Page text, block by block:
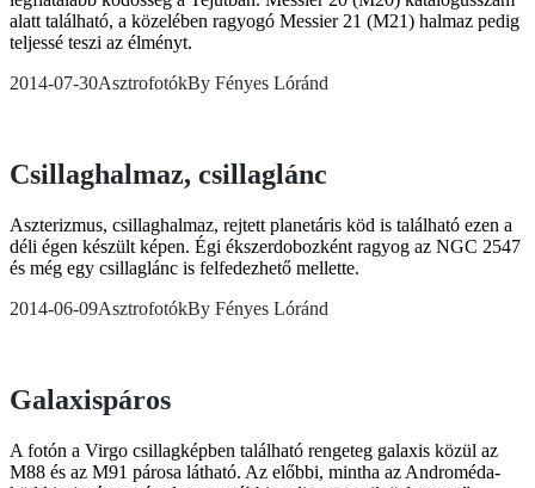
alatt található, a közelében ragyogó Messier 21 (M21) halmaz pedig
teljessé teszi az élményt.
2014-07-30AsztrofotókBy Fényes Lóránd
Csillaghalmaz, csillaglánc
Aszterizmus, csillaghalmaz, rejtett planetáris köd is található ezen a
déli égen készült képen. Égi ékszerdobozként ragyog az NGC 2547
és még egy csillaglánc is felfedezhető mellette.
2014-06-09AsztrofotókBy Fényes Lóránd
Galaxispáros
A fotón a Virgo csillagképben található rengeteg galaxis közül az
M88 és az M91 párosa látható. Az előbbi, mintha az Androméda-